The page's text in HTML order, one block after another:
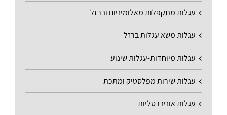
עגלות מתקפלות מאלומיניום וברזל
עגלות משא עגלות ברזל
עגלות מיוחדות-עגלות שינוע
עגלות שירות מפלסטיק ומתכת
עגלות אוניברסליות